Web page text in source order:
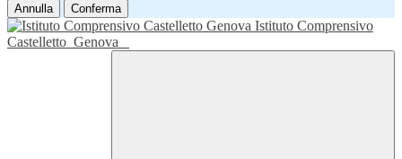
Annulla Conferma
Istituto Comprensivo
Castelletto Genova